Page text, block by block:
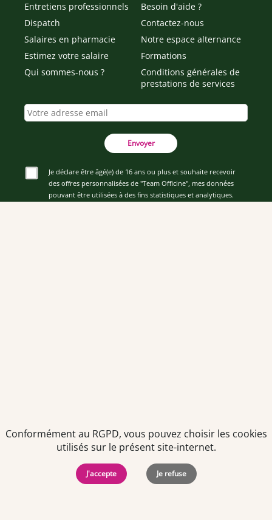
Entretiens professionnels
Dispatch
Salaires en pharmacie
Estimez votre salaire
Qui sommes-nous ?
Besoin d'aide ?
Contactez-nous
Notre espace alternance
Formations
Conditions générales de
prestations de services
Envoyer
Je déclare être âgé(e) de 16 ans ou plus et souhaite recevoir
des offres personnalisées de "Team Officine", mes données
pouvant être utilisées à des fins statistiques et analytiques.
données
personnelles
Officine. Tous droits
réservés.
cookies
Conformément au RGPD, vous pouvez choisir les cookies
utilisés sur le présent site-internet.
J'accepte Je refuse